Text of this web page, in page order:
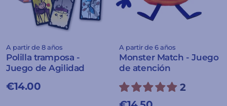
A partir de 8 años
Polilla tramposa -
Juego de Agilidad
€14.00
A partir de 6 años
Monster Match - Juego
de atención
2